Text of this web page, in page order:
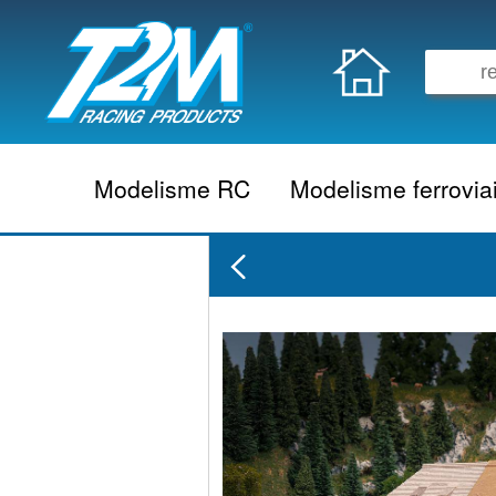
Modelisme RC
Vehicule electrique
Vehicule thermique
Accessoire electrique
Accessoire thermique
Modelisme
Autorail
Wagon
Voiture
Remorque